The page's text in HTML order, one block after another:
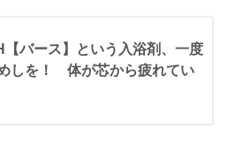
【バース】という入浴剤、一度
しを！ 体が芯から疲れてい